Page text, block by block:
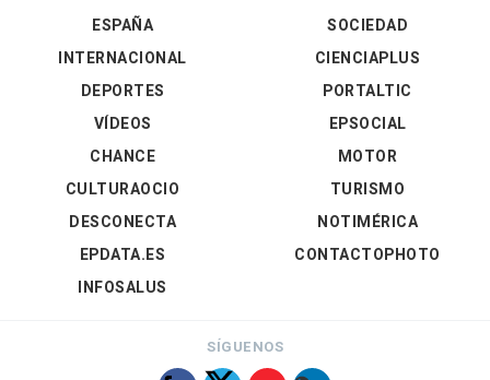
ESPAÑA
INTERNACIONAL
DEPORTES
VÍDEOS
SOCIEDAD
CIENCIAPLUS
PORTALTIC
EPSOCIAL
CHANCE
CULTURAOCIO
DESCONECTA
EPDATA.ES
INFOSALUS
MOTOR
TURISMO
NOTIMÉRICA
CONTACTOPHOTO
SÍGUENOS